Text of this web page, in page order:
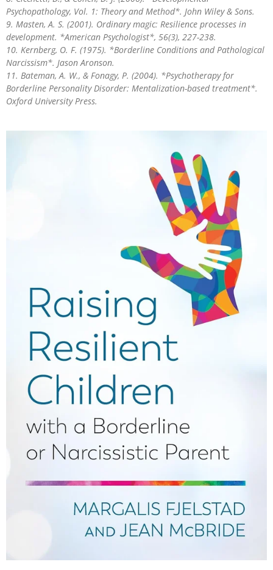
Psychopathology, Vol. 1: Theory and Method*. John Wiley & Sons.
9. Masten, A. S. (2001). Ordinary magic: Resilience processes in
development. *American Psychologist*, 56(3), 227-238.
10. Kernberg, O. F. (1975). *Borderline Conditions and Pathological
Narcissism*. Jason Aronson.
11. Bateman, A. W., & Fonagy, P. (2004). *Psychotherapy for
Borderline Personality Disorder: Mentalization-based treatment*.
Oxford University Press.